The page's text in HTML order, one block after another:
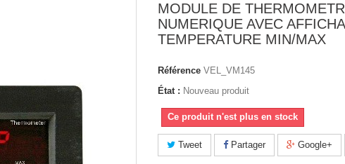
MODULE DE
NUMERIQUE AVEC
TEMPERATURE MIN/MAX
Référence VEL_VM145
État : Nouveau produit
Ce produit n'est plus en stock
Tweet Partager Google+